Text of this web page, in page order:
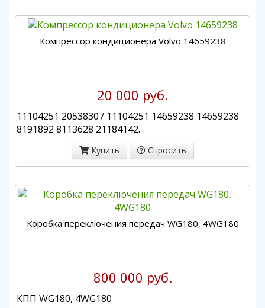
Компрессор кондиционера Volvo 14659238
20 000 руб.
11104251 20538307 11104251 14659238 14659238
8191892 8113628 21184142.
Купить Спросить
Коробка переключения передач WG180, 4WG180
800 000 руб.
КПП WG180, 4WG180